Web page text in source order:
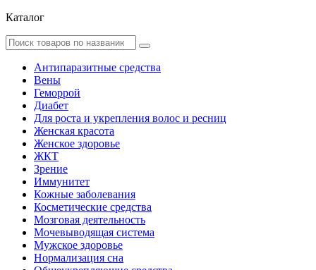
Каталог
Антипаразитные средства
Вены
Геморрой
Диабет
Для роста и укрепления волос и ресниц
Женская красота
Женское здоровье
ЖКТ
Зрение
Иммунитет
Кожные заболевания
Косметические средства
Мозговая деятельность
Мочевыводящая система
Мужское здоровье
Нормализация сна